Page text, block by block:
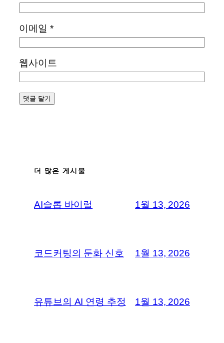
이메일 *
웹사이트
더 많은 게시물
AI슬롭 바이럴 1월 13, 2026
코드커팅의 둔화 신호 1월 13, 2026
유튜브의 AI 연령 추정 1월 13, 2026